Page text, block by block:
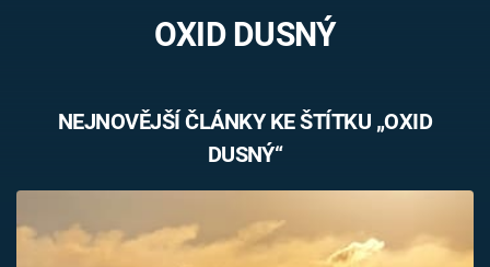
VETŘELCI DÁVNOVĚKU
Témata
OXID DUSNÝ
NEJNOVĚJŠÍ ČLÁNKY KE ŠTÍTKU „OXID
DUSNÝ“